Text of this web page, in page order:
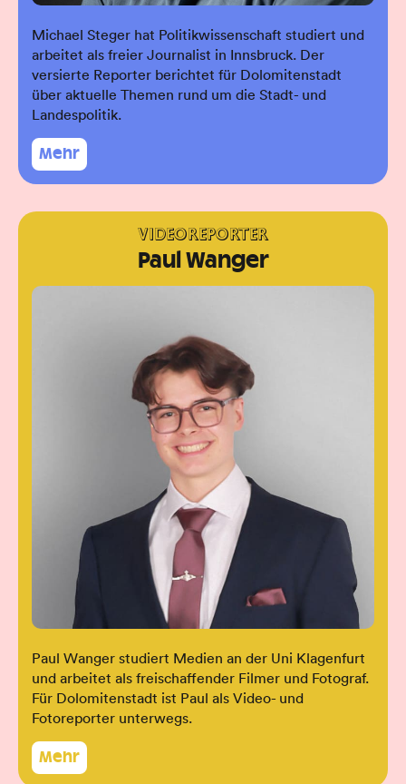
Michael Steger hat Politikwissenschaft studiert und
arbeitet als freier Journalist in Innsbruck. Der
versierte Reporter berichtet für Dolomitenstadt
über aktuelle Themen rund um die Stadt- und
Landespolitik.
Mehr
VIDEOREPORTER
Paul Wanger
Paul Wanger studiert Medien an der Uni Klagenfurt
und arbeitet als freischaffender Filmer und Fotograf.
Für Dolomitenstadt ist Paul als Video- und
Fotoreporter unterwegs.
Mehr